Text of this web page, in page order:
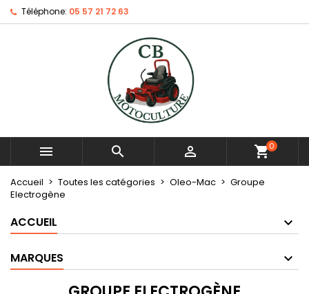
Téléphone: 05 57 21 72 63
   shopping_cart0
Accueil Toutes les catégories Oleo-Mac
Groupe
Electrogène
ACCUEIL
MARQUES